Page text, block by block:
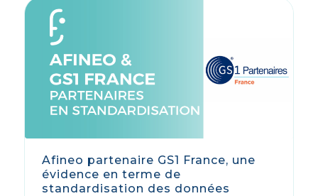
Afineo partenaire GS1 France, une
évidence en terme de
standardisation des données